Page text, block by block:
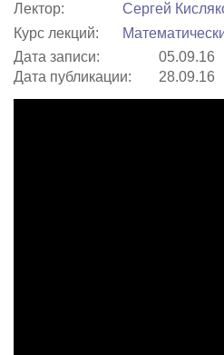
Лектор:
Сергей
Курс лекций:
Дата записи:
05.09.16
Дата публикации:
28.09.16